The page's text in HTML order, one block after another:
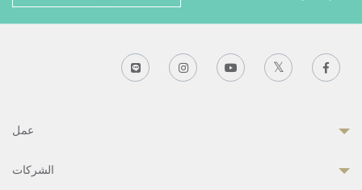
عمل
الشركات